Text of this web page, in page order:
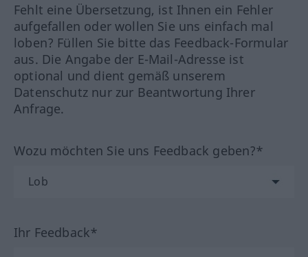
Fehlt eine Übersetzung, ist Ihnen ein Fehler
aufgefallen oder wollen Sie uns einfach mal
loben? Füllen Sie bitte das Feedback-Formular
aus. Die Angabe der E-Mail-Adresse ist
optional und dient gemäß unserem
Datenschutz nur zur Beantwortung Ihrer
Anfrage.
Wozu möchten Sie uns Feedback geben?*
Ihr Feedback*